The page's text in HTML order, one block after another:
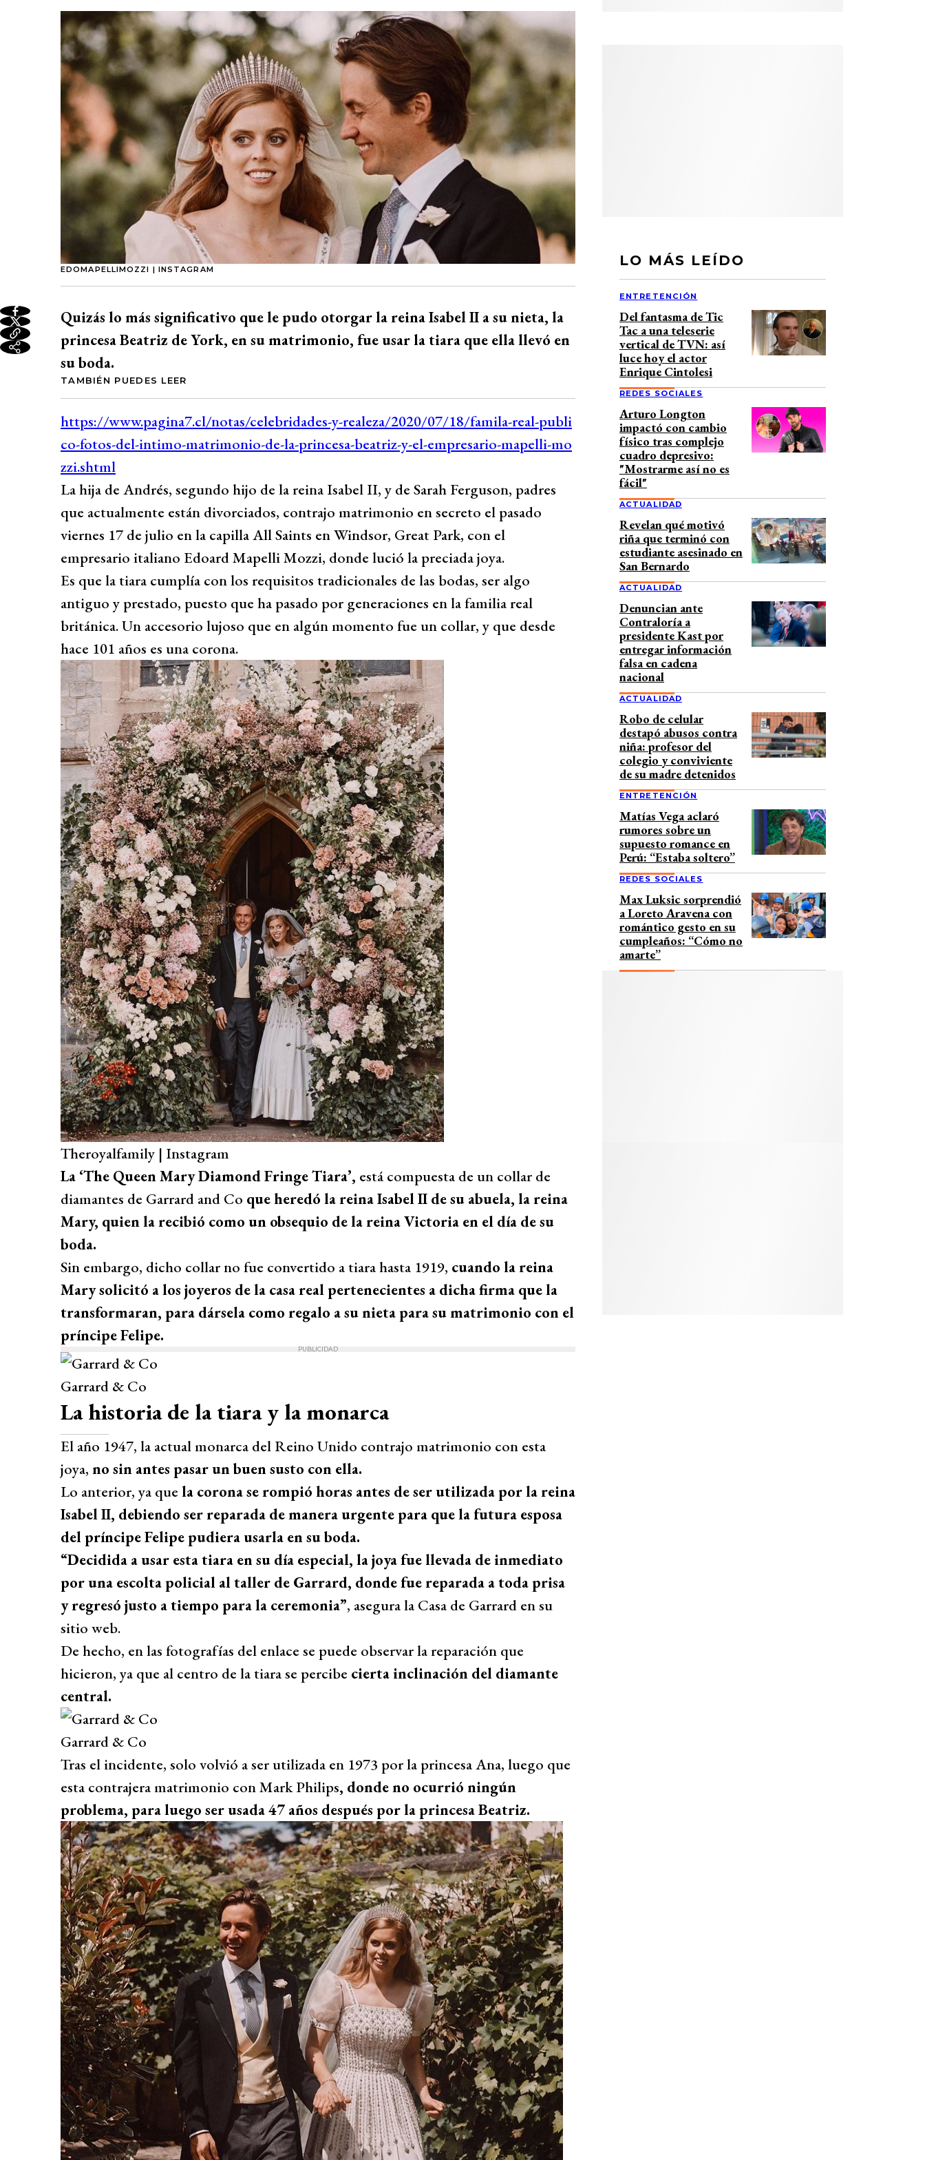
EDOMAPELLIMOZZI | INSTAGRAM
Quizás lo más significativo que le pudo otorgar la reina Isabel II a su nieta, la
princesa Beatriz de York, en su matrimonio, fue usar la tiara que ella llevó en
su boda.
TAMBIÉN PUEDES LEER
La hija de Andrés, segundo hijo de la reina Isabel II, y de Sarah Ferguson, padres
que actualmente están divorciados, contrajo matrimonio en secreto el pasado
viernes 17 de julio en la capilla All Saints en Windsor, Great Park, con el
empresario italiano Edoard Mapelli Mozzi, donde lució la preciada joya.
Es que la tiara cumplía con los requisitos tradicionales de las bodas, ser algo
antiguo y prestado, puesto que ha pasado por generaciones en la familia real
británica. Un accesorio lujoso que en algún momento fue un collar, y que desde
hace 101 años es una corona.
Theroyalfamily | Instagram
La ‘The Queen Mary Diamond Fringe Tiara’, está compuesta de un collar de
diamantes de Garrard and Co que heredó la reina Isabel II de su abuela, la reina
Mary, quien la recibió como un obsequio de la reina Victoria en el día de su
boda.
Sin embargo, dicho collar no fue convertido a tiara hasta 1919, cuando la reina
Mary solicitó a los joyeros de la casa real pertenecientes a dicha firma que la
transformaran, para dársela como regalo a su nieta para su matrimonio con el
príncipe Felipe.
PUBLICIDAD
Garrard & Co
La historia de la tiara y la monarca
El año 1947, la actual monarca del Reino Unido contrajo matrimonio con esta
joya, no sin antes pasar un buen susto con ella.
Lo anterior, ya que la corona se rompió horas antes de ser utilizada por la reina
Isabel II, debiendo ser reparada de manera urgente para que la futura esposa
del príncipe Felipe pudiera usarla en su boda.
“Decidida a usar esta tiara en su día especial, la joya fue llevada de inmediato
por una escolta policial al taller de Garrard, donde fue reparada a toda prisa
y regresó justo a tiempo para la ceremonia”, asegura la Casa de Garrard en su
sitio web.
De hecho, en las fotografías del enlace se puede observar la reparación que
hicieron, ya que al centro de la tiara se percibe cierta inclinación del diamante
central.
Garrard & Co
Tras el incidente, solo volvió a ser utilizada en 1973 por la princesa Ana, luego que
esta contrajera matrimonio con Mark Philips, donde no ocurrió ningún
problema, para luego ser usada 47 años después por la princesa Beatriz.
LO MÁS LEÍDO
ENTRETENCIÓN
Del fantasma de Tic
Tac a una teleserie
vertical de TVN: así
luce hoy el actor
Enrique Cintolesi
REDES SOCIALES
Arturo Longton
impactó con cambio
físico tras complejo
cuadro depresivo:
"Mostrarme así no es
fácil"
ACTUALIDAD
Revelan qué motivó
riña que terminó con
estudiante asesinado en
San Bernardo
ACTUALIDAD
Denuncian ante
Contraloría a
presidente Kast por
entregar información
falsa en cadena
nacional
ACTUALIDAD
Robo de celular
destapó abusos contra
niña: profesor del
colegio y conviviente
de su madre detenidos
ENTRETENCIÓN
Matías Vega aclaró
rumores sobre un
supuesto romance en
Perú: “Estaba soltero”
REDES SOCIALES
Max Luksic sorprendió
a Loreto Aravena con
romántico gesto en su
cumpleaños: “Cómo no
amarte”